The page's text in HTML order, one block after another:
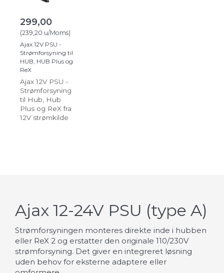
299,00
(239,20 u/Moms)
Ajax 12V PSU -
Strømforsyning til
HUB, HUB Plus og
ReX
Ajax 12V PSU -
Strømforsyning
til Hub, Hub
Plus og ReX fra
12V strømkilde
Ajax 12-24V PSU (type A)
Strømforsyningen monteres direkte inde i hubben
eller ReX 2 og erstatter den originale 110/230V
strømforsyning. Det giver en integreret løsning
uden behov for eksterne adaptere eller